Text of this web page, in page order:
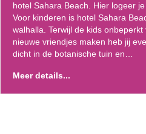
hotel Sahara Beach. Hier logeer
Voor kinderen is hotel Sahara
walhalla. Terwijl de kids
nieuwe vriendjes maken heb jij
dicht in de botanische tuin en…
Meer details...